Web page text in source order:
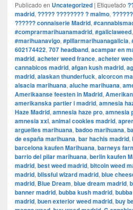
Publicado en Uncategorized | Etiquetado
madrid, ????? ???????? ? malmo,
?????? connaiserie Madrid,
#comprarmarihuanamadrid, #galiciaweed,
#marihuanavigo, #pillarmarihuanagalicia,
602174422, 707 headband, acampar en
madrid, acheter weed france, acheter
cannabicos madrid, afgan kush madrid,
madrid, alaskan thunderfuck, alcorcon
alsacia marihuana, aluche marihuana,
Amerikaanse feesten in Madrid,
amerikanska partier i madrid, amnesia
Haze Madrid, amnesia haze pro, amnesia
amnesia xxl, animal cookies madrid,
arguelles marihuana, badoo marihuana,
de españa marihuana, bar hachis madrid,
barcelona kaufen Marihuana, barneys
barrio del pilar marihuana, berlin kaufen
madrid, best weed madrid, bitcoin weed
madrid, blissful wizard madrid, blue
madrid, Blue Dream, blue dream madrid,
banner madrid, bubba kush madrid,
madrid, buen exterior weed madrid, buy